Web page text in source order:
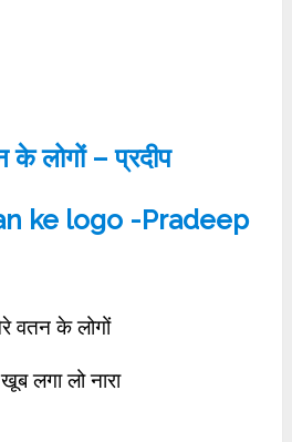
के लोगों – प्रदीप
ke logo -Pradeep
वतन के लोगों
लगा लो नारा